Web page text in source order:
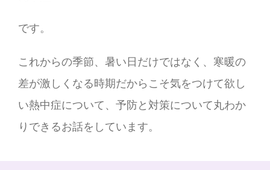
です。
これからの季節、暑い日だけではなく、寒暖の
差が激しくなる時期だからこそ気をつけて欲し
い熱中症について、予防と対策について丸わか
りできるお話をしています。